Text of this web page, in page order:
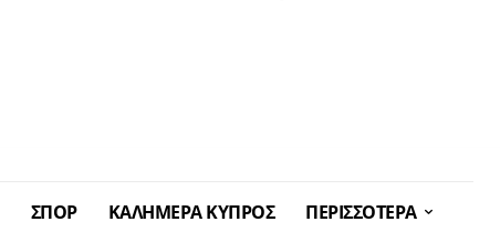
ΣΠΟΡ ΚΑΛΗΜΕΡΑ ΚΥΠΡΟΣ ΠΕΡΙΣΣΟΤΕΡΑ